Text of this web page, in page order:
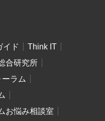
イド
Think IT
合研究所
ラム
お悩み相談室